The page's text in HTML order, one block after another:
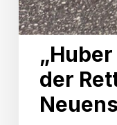
der